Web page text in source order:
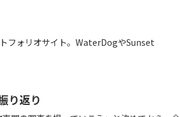
フォリオサイト。WaterDogやSunset
り返り